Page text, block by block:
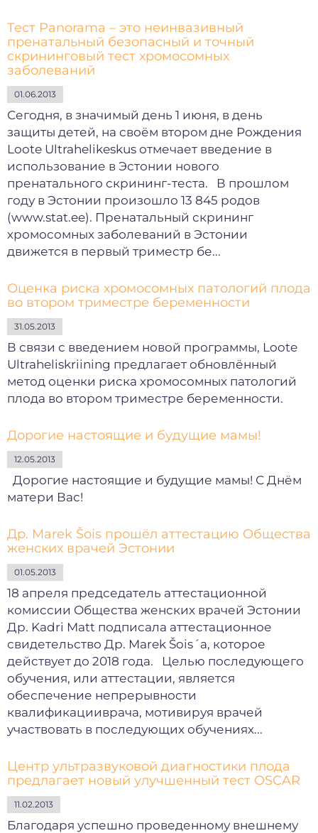
Тест Panorama – это неинвазивный
пренатальный безопасный и точный
скрининговый тест хромосомных
заболеваний
01.06.2013
Сегодня, в значимый день 1 июня, в день
защиты детей, на своём втором дне Рождения
Loote Ultrahelikeskus отмечает введение в
использование в Эстонии нового
пренатального скрининг-теста. В прошлом
году в Эстонии произошло 13 845 родов
(www.stat.ee). Пренатальный скрининг
хромосомных заболеваний в Эстонии
движется в первый триместр бе...
Оценка риска хромосомных патологий плода
во втором триместре беременности
31.05.2013
В связи с введением новой программы, Loote
Ultraheliskriining предлагает обновлённый
метод оценки риска хромосомных патологий
плода во втором триместре беременности.
Дорогие настоящие и будущие мамы!
12.05.2013
Дорогие настоящие и будущие мамы! С Днём
матери Вас!
Др. Marek Šois прошёл аттестацию Общества
женских врачей Эстонии
01.05.2013
18 апреля председатель аттестационной
комиссии Общества женских врачей Эстонии
Др. Kadri Matt подписала аттестационное
свидетельство Др. Marek Šois´а, которое
действует до 2018 года. Целью последующего
обучения, или аттестации, является
обеспечение непрерывности
квалификацииврача, мотивируя врачей
участвовать в последующих обучениях...
Центр ультразвуковой диагностики плода
предлагает новый улучшенный тест OSCAR
11.02.2013
Благодаря успешно проведенному внешнему